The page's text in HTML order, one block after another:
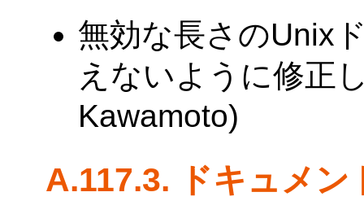
無効な長さのUnix
えないように修正
Kawamoto)
A.117.3. ドキュメン